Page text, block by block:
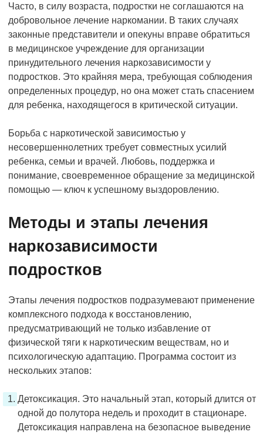
Часто, в силу возраста, подростки не соглашаются на
добровольное лечение наркомании. В таких случаях
законные представители и опекуны вправе обратиться
в медицинское учреждение для организации
принудительного лечения наркозависимости у
подростков. Это крайняя мера, требующая соблюдения
определенных процедур, но она может стать спасением
для ребенка, находящегося в критической ситуации.
Борьба с наркотической зависимостью у
несовершеннолетних требует совместных усилий
ребенка, семьи и врачей. Любовь, поддержка и
понимание, своевременное обращение за медицинской
помощью — ключ к успешному выздоровлению.
Методы и этапы лечения
наркозависимости
подростков
Этапы лечения подростков подразумевают применение
комплексного подхода к восстановлению,
предусматривающий не только избавление от
физической тяги к наркотическим веществам, но и
психологическую адаптацию. Программа состоит из
нескольких этапов:
Детоксикация. Это начальный этап, который длится от
одной до полутора недель и проходит в стационаре.
Детоксикация направлена на безопасное выведение